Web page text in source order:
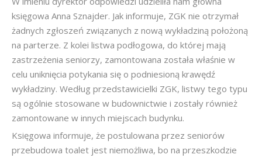
księgowa Anna Sznajder. Jak informuje, ZGK nie otrzymał
żadnych zgłoszeń związanych z nową wykładziną położoną
na parterze. Z kolei listwa podłogowa, do której mają
zastrzeżenia seniorzy, zamontowana została właśnie w
celu uniknięcia potykania się o podniesioną krawędź
wykładziny. Według przedstawicielki ZGK, listwy tego typu
są ogólnie stosowane w budownictwie i zostały również
zamontowane w innych miejscach budynku.
Księgowa informuje, że postulowana przez seniorów
przebudowa toalet jest niemożliwa, bo na przeszkodzie